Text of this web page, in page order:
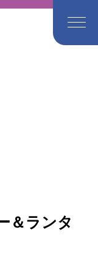
＆ランタ